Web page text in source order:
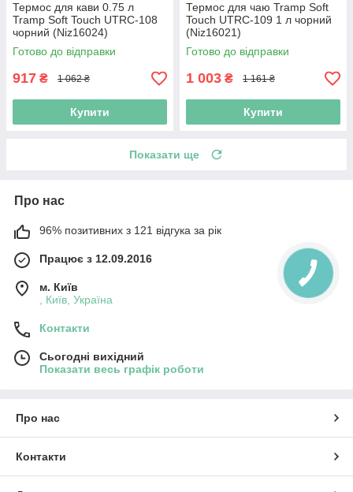
Термос для кави 0.75 л
Tramp Soft Touch UTRC-108
чорний (Niz16024)
Готово до відправки
917 ₴ 1 062 ₴
Купити
Термос для чаю Tramp Soft
Touch UTRC-109 1 л чорний
(Niz16021)
Готово до відправки
1 003 ₴ 1 161 ₴
Купити
Показати ще
Про нас
96% позитивних з 121 відгука за рік
Працює з 12.09.2016
м. Київ
, Київ, Україна
Контакти
Сьогодні вихідний
Показати весь графік роботи
Про нас
Контакти